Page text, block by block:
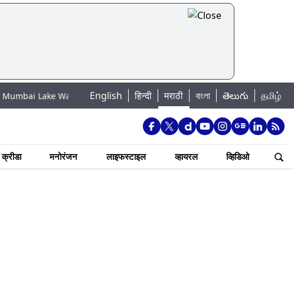
Water Levels: मुंबई पाणीपुरवठा अपडेट: शहरातील 7 तलावांमधील जलसाठा 88.93 टक्क्यांवर
English हिन्दी मराठी বাংলা తెలుగు தமிழ்
क्रीडा मनोरंजन लाइफस्टाइल व्हायरल व्हिडिओ